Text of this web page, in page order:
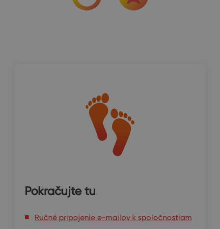
Pokračujte tu
Ručné pripojenie e-mailov k spoločnostiam